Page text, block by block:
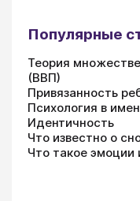
Популярные
Теория
(ВВП)
Привязанность
Психология в
Идентичность
Что известно о
Что такое эмоции